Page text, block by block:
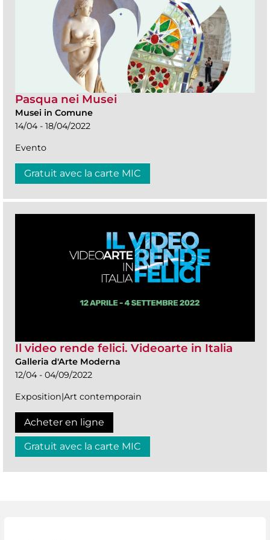
Pasqua nei Musei
Musei in Comune
14/04 - 18/04/2022
Evento
Gratuit avec la carte MIC
Il video rende felici. Videoarte in Italia
Galleria d'Arte Moderna
12/04 - 04/09/2022
Exposition|Art contemporain
Acheter en ligne
Gratuit avec la carte MIC